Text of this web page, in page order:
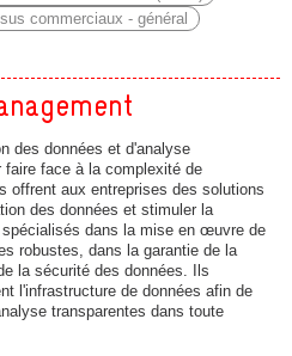
commerciaux - général
des données et d'analyse
face à la complexité de
offrent aux entreprises des solutions
des données et stimuler la
dans la mise en œuvre de
robustes, dans la garantie de la
la sécurité des données. Ils
l'infrastructure de données afin de
transparentes dans toute